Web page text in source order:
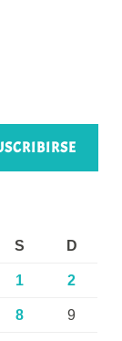
S D
1 2
8 9